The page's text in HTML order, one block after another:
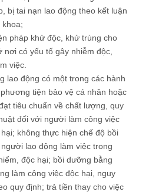
bị tai nạn lao động theo kết luận
khoa;
pháp khử độc, khử trùng cho
có yếu tố gây nhiễm độc,
việc.
lao động có một trong các hành
tiện bảo vệ cá nhân hoặc
tiêu chuẩn về chất lượng, quy
đối với người làm công việc
không thực hiện chế độ bồi
lao động làm việc trong
độc hại; bồi dưỡng bằng
làm công việc độc hại, nguy
quy định; trả tiền thay cho việc